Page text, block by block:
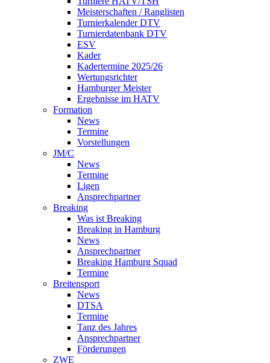
Meisterschaften / Ranglisten
Turnierkalender DTV
Turnierdatenbank DTV
ESV
Kader
Kadertermine 2025/26
Wertungsrichter
Hamburger Meister
Ergebnisse im HATV
Formation
News
Termine
Vorstellungen
JM/C
News
Termine
Ligen
Ansprechpartner
Breaking
Was ist Breaking
Breaking in Hamburg
News
Ansprechpartner
Breaking Hamburg Squad
Termine
Breitensport
News
DTSA
Termine
Tanz des Jahres
Ansprechpartner
Förderungen
ZWE